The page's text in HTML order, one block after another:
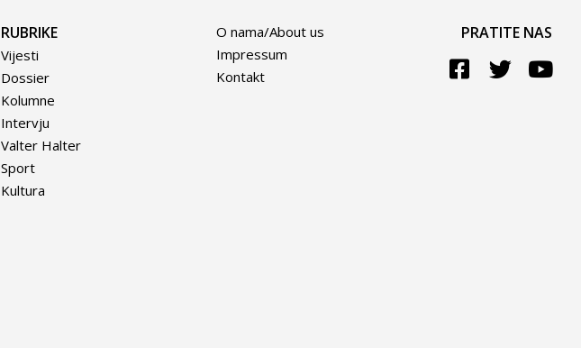
RUBRIKE
Vijesti
Dossier
Kolumne
Intervju
Valter Halter
Sport
Kultura
O nama/About us
Impressum
Kontakt
PRATITE NAS